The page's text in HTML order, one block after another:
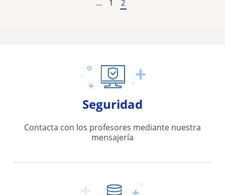
... 1 2
Seguridad
Contacta con los profesores mediante nuestra
mensajería